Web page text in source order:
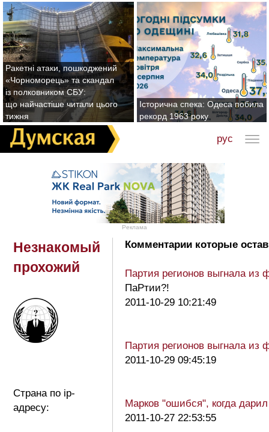
Ракетні атаки, пошкоджений
«Чорноморець» та скандал
із полковником СБУ:
що найчастіше читали цього
тижня
Історична спека: Одеса побила
рекорд 1963 року
рус
Реклама
Незнакомый
прохожий
Страна по ip-
адресу:
Комментарии которые
Партия регионов выгнала из
ПаРтии?!
2011-10-29 10:21:49
Партия регионов выгнала из
2011-10-29 09:45:19
Марков "ошибся", когда
2011-10-27 22:53:55